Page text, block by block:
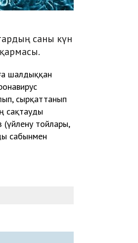
саны күн
шалдыққан
сырқаттанып
сақтауды
тойлары,
сабынмен